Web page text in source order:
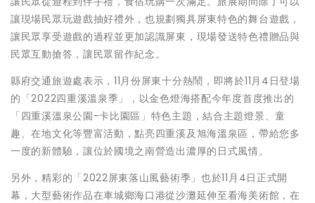
讓現場民眾玩遊戲抽好禮外，也規劃獨具屏東特色的舞台遊戲，
讓民眾享受遊戲的過程並更加認識屏東，現場發送特色禮贈品與
民眾互動搶答，讓民眾留作紀念。
縣府交通旅遊處表示，11月份屏東十分熱鬧，即將於11月4日登場
的「2022四重溪溫泉季」，以金色燈海搭配今年度首度推出的
「四重溪溫泉公園-卡比園區」特色主題，結合主題燈景、童
趣、在地文化等豐富活動，點亮四重溪及旭海溫泉區，帶給您多
一度的新體驗，讓位於國境之南營造出濃厚的日式風情。
另外，精彩的「2022屏東落山風藝術季」也於11月4日正式開
幕，大型藝術作品在車城鄉海口港從沙灘延伸至看海美術館，在